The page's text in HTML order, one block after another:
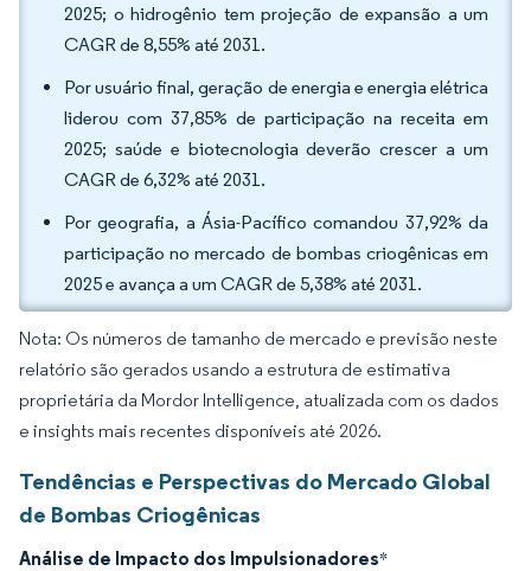
2025; o hidrogênio tem projeção de expansão a um
CAGR de 8,55% até 2031.
Por usuário final, geração de energia e energia elétrica
liderou com 37,85% de participação na receita em
2025; saúde e biotecnologia deverão crescer a um
CAGR de 6,32% até 2031.
Por geografia, a Ásia-Pacífico comandou 37,92% da
participação no mercado de bombas criogênicas em
2025 e avança a um CAGR de 5,38% até 2031.
Nota: Os números de tamanho de mercado e previsão neste
relatório são gerados usando a estrutura de estimativa
proprietária da Mordor Intelligence, atualizada com os dados
e insights mais recentes disponíveis até 2026.
Tendências e Perspectivas do Mercado Global
de Bombas Criogênicas
Análise de Impacto dos Impulsionadores*